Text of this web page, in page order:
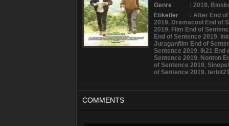
Genre
: 2019,
Etiketler
: After End
2019, Dramacool End of
2019, Film End of
End of Sentence 2019,
Juraganfilm End of
Sentence 2019, lk21 End
Sentence 2019, Nonton
of Sentence 2019,
of Sentence 2019,
COMMENTS